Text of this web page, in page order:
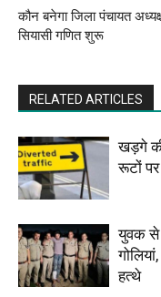
कौन बनेगा जिला पंचायत
सियासी गणित शुरू
RELATED ARTICLES
खड़गे
रूटों पर
युवक से
हत्थे